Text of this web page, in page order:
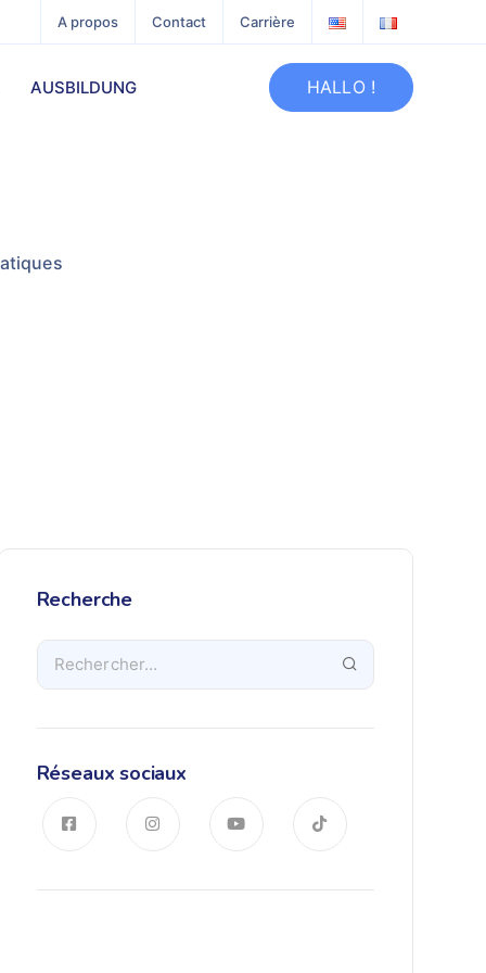
A propos Contact Carrière
AUSBILDUNG HALLO !
Recherche
Réseaux sociaux